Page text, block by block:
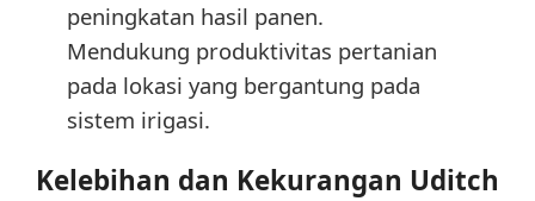
peningkatan hasil panen.
Mendukung produktivitas pertanian
pada lokasi yang bergantung pada
sistem irigasi.
Kelebihan dan Kekurangan Uditch